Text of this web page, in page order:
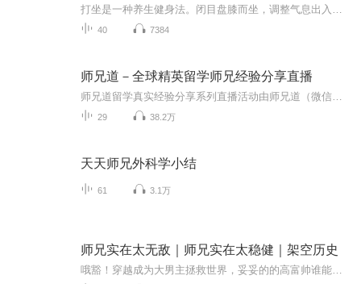
40 7384
师兄道－全球精英留学师兄经验分享直播
29 38.2万
天天师兄外科学小结
61 3.1万
师兄实在太无敌｜师兄实在太稳健｜架空历史